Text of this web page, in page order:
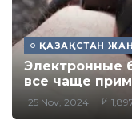
ҚАЗАҚСТАН
Электронные
все чаще
25 Nov, 2024